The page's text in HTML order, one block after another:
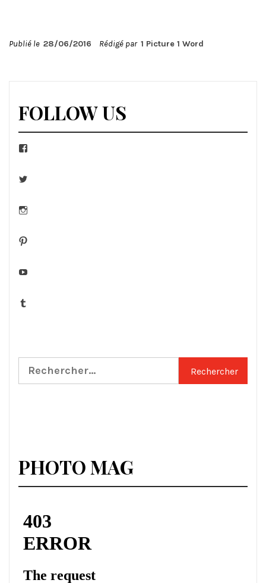
Publié le 28/06/2016 Rédigé par 1 Picture 1 Word
FOLLOW US
Facebook
Twitter
Instagram
Pinterest
YouTube
Tumblr
Rechercher :
PHOTO MAG